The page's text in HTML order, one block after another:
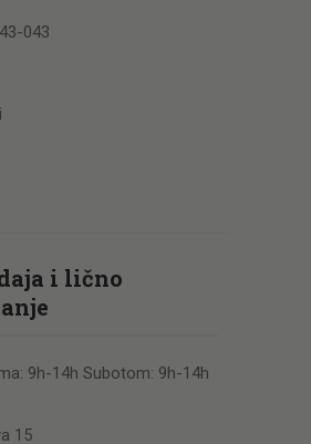
043
i lično
9h-14h Subotom: 9h-14h
15